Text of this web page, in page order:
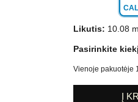
Likutis: 10.08
Pasirinkite
Vienoje pakuotėje
Į